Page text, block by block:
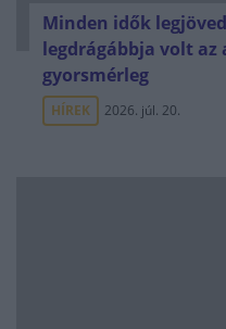
Minden idők
legdrágábbja volt az
gyorsmérleg
HÍREK 2026. júl. 20.